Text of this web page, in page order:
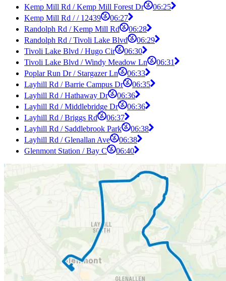
Kemp Mill Rd / Kemp Mill Forest Dr
06:25
Kemp Mill Rd / / 12439
06:27
Randolph Rd / Kemp Mill Rd
06:28
Randolph Rd / Tivoli Lake Blvd
06:29
Tivoli Lake Blvd / Hugo Cir
06:30
Tivoli Lake Blvd / Windy Meadow Ln
06:31
Poplar Run Dr / Stargazer Ln
06:33
Layhill Rd / Barrie Campus Dr
06:35
Layhill Rd / Hathaway Dr
06:36
Layhill Rd / Middlebridge Dr
06:36
Layhill Rd / Briggs Rd
06:37
Layhill Rd / Saddlebrook Park
06:38
Layhill Rd / Glenallan Ave
06:38
Glenmont Station / Bay C
06:40